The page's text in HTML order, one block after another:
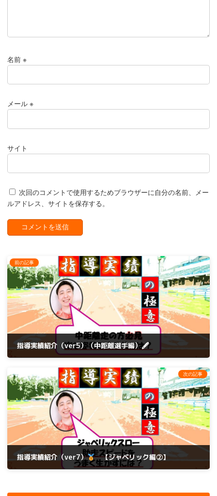
名前 ※
メール ※
サイト
次回のコメントで使用するためブラウザーに自分の名前、メー
ルアドレス、サイトを保存する。
前の記事
指導実績紹介（ver5）（中距離選手編）🖋
次の記事
指導実績紹介（ver7） 【ジャベリック編②】